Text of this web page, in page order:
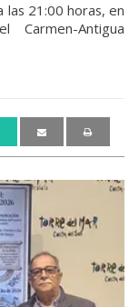
21:00 horas, en
Antigua